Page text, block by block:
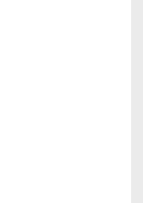
0 csillag a lehetséges 5-